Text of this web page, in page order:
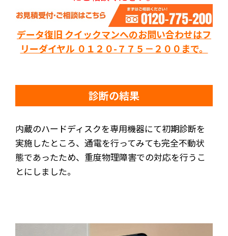
データ復旧 クイックマンへのお問い合わせはフ
リーダイヤル ０１２０-７７５－２００まで。
診断の結果
内蔵のハードディスクを専用機器にて初期診断を
実施したところ、通電を行ってみても完全不動状
態であったため、重度物理障害での対応を行うこ
とにしました。